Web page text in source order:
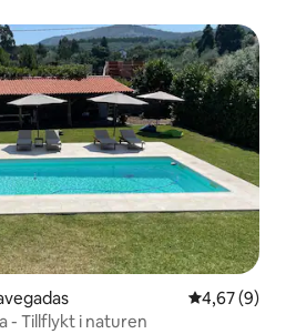
4,67 av 5 i
4,67 (9)
- Tillflykt i naturen